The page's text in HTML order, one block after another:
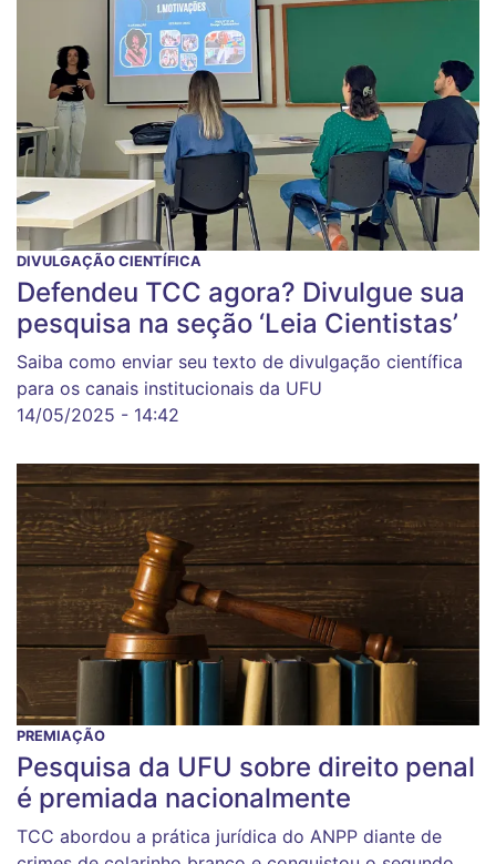
DIVULGAÇÃO CIENTÍFICA
Defendeu TCC agora? Divulgue sua
pesquisa na seção ‘Leia Cientistas’
Saiba como enviar seu texto de divulgação científica
para os canais institucionais da UFU
14/05/2025 - 14:42
PREMIAÇÃO
Pesquisa da UFU sobre direito penal
é premiada nacionalmente
TCC abordou a prática jurídica do ANPP diante de